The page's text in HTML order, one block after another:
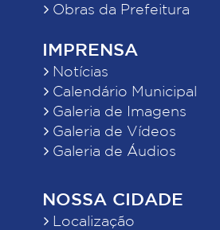
Obras da Prefeitura
IMPRENSA
Notícias
Calendário Municipal
Galeria de Imagens
Galeria de Vídeos
Galeria de Áudios
NOSSA CIDADE
Localização